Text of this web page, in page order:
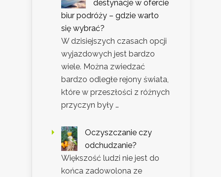
destynacje w ofercie
biur podróży – gdzie warto
się wybrać?
W dzisiejszych czasach opcji
wyjazdowych jest bardzo
wiele. Można zwiedzać
bardzo odległe rejony świata,
które w przeszłości z różnych
przyczyn były …
Oczyszczanie czy
odchudzanie?
Większość ludzi nie jest do
końca zadowolona ze